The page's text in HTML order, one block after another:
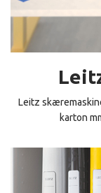
Leitz
karton